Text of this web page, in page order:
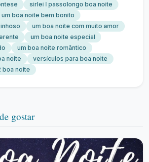
sirlei l passolongo boa noite
um boa noite bem bonito
um boa noite com muito amor
um boa noite especial
um boa noite romântico
noite
versículos para boa noite
boa noite
gostar